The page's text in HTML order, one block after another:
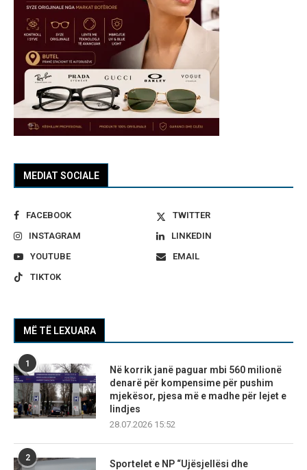
MEDIAT SOCIALE
FACEBOOK
TWITTER
INSTAGRAM
LINKEDIN
YOUTUBE
EMAIL
TIKTOK
MË TË LEXUARA
1
Në korrik janë paguar mbi 560 milionë
denarë për kompensime për pushim
mjekësor, pjesa më e madhe për lejet e
lindjes
28.07.2026 15:52
2
Sportelet e NP “Ujësjellësi dhe